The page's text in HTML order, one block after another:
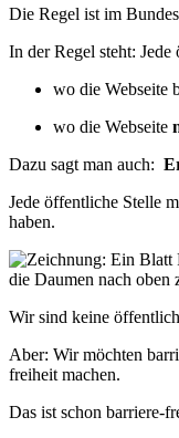
Die Regel ist im
In der Regel steht: Jede
wo die Webseite
wo die Webseite
Dazu sagt man auch:
Jede öffentliche Stelle
haben.
Wir sind keine
Aber: Wir möchten
freiheit machen.
Das ist schon barriere-